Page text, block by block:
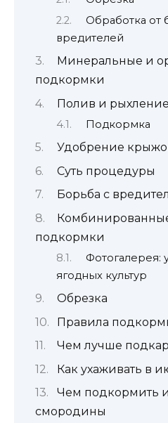
Обработка от
вредителей
Минеральные и
подкормки
Полив и
Подкормка
Удобрение
Суть процедуры
Борьба с
подкормки
Фотогалерея:
ягодных культур
Обрезка
Правила
Чем лучше
Как ухаживать в
Чем подкормить
смородины